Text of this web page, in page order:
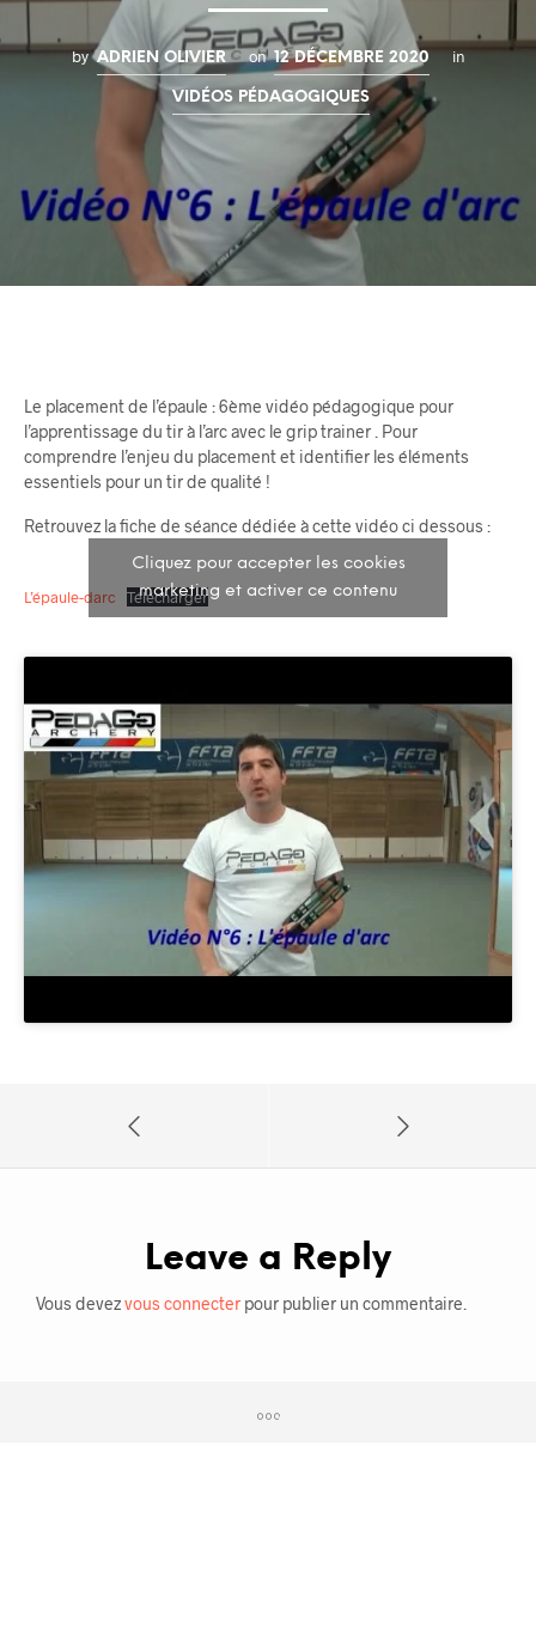
by ADRIEN OLIVIER on 12 DÉCEMBRE 2020 in
VIDÉOS PÉDAGOGIQUES
Le placement de l’épaule : 6ème vidéo pédagogique pour
l’apprentissage du tir à l’arc avec le grip trainer . Pour
comprendre l’enjeu du placement et identifier les éléments
essentiels pour un tir de qualité !
Retrouvez la fiche de séance dédiée à cette vidéo ci dessous :
L’épaule-darc Télécharger
Cliquez pour accepter les cookies
marketing et activer ce contenu
Leave a Reply
Vous devezvous connecter pour publier un commentaire.